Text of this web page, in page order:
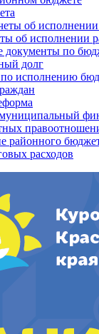
об
об исполнении
документы по
долг
исполнению
районного
расходов